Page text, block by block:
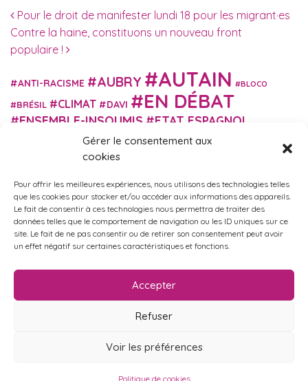
Gérer le consentement aux
cookies
Pour offrir les meilleures expériences, nous utilisons des technologies telles
que les cookies pour stocker et/ou accéder aux informations des appareils.
Le fait de consentir à ces technologies nous permettra de traiter des
données telles que le comportement de navigation ou les ID uniques sur ce
site. Le fait de ne pas consentir ou de retirer son consentement peut avoir
un effet négatif sur certaines caractéristiques et fonctions.
Accepter
Refuser
Voir les préférences
Politique de cookies
Navigation des articles
Pour le droit de manifester lundi 18 pour les migrant·es
Contre la haine, constituons un nouveau front
populaire !
ANTI-RACISME AUBRY AUTAIN BLOCO
BRÉSIL CLIMAT DAVI EN DÉBAT
ENSEMBLE-INSOUMIS ETAT ESPAGNOL
EUROPE EXTRÊME DROITE FASCISME
FRANCE INSOUMISE
HISTOIRE IMMIGRATION ISRAËL PALESTINE ITALIE
MACRON MARTIN MARXISME MIGRANT-ES
MUNICIPALES MÉLENCHON NUPES OBONO
OCCITANIE PORTUGAL RETRAITES RUSSIE
VIOLENCES SEXISTES ÉCOLOGIE
ÉCOSOCIALISME ÉLECTIONS